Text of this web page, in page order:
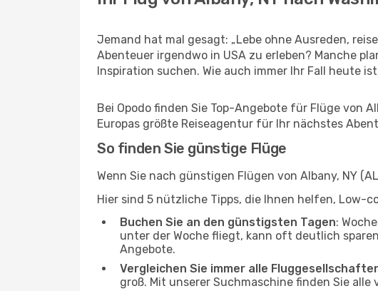
Jemand hat mal gesagt: „Lebe ohne Ausreden,
Abenteuer irgendwo in USA zu erleben? Manche
Inspiration suchen. Wie auch immer Ihr Fall heute
Bei Opodo finden Sie Top-Angebote für Flüge von
Europas größte Reiseagentur für Ihr nächstes
So finden Sie günstige Flüge
Wenn Sie nach günstigen Flügen von Albany, NY
Hier sind 5 nützliche Tipps, die Ihnen helfen, Low-
Buchen Sie an den günstigsten Tagen:
unter der Woche fliegt, kann oft deutlich
Angebote.
Vergleichen Sie immer alle
groß. Mit unserer Suchmaschine finden Sie alle